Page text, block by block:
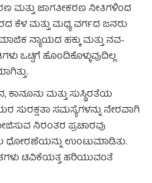
ಮತ್ತು ಜಾಗತೀಕರಣ ನೀತಿಗಳಿಂದ
ಕೆಳ ಮತ್ತು ಮಧ್ಯ ವರ್ಗದ ಜನರು
ನ್ಯಾಯದ ಹಕ್ಕು ಮತ್ತು ನವ-
ಒಟ್ಟಿಗೆ ಹೊಂದಿಕೊಳ್ಳುವುದಿಲ್ಲ
ಕಾನೂನು ಮತ್ತು ಸುಸ್ಥಿರತೆಯ
ಸುರಕ್ಷತಾ ಸಮಸ್ಯೆಗಳನ್ನು ನೇರವಾಗಿ
ನಿರಂತರ ಪ್ರಚಾರವು
ಧೋರಣೆಯನ್ನು ಉಂಟುಮಾಡಿತು.
ಟಿವಿಕೆಯತ್ತ ಹರಿಯುವಂತೆ